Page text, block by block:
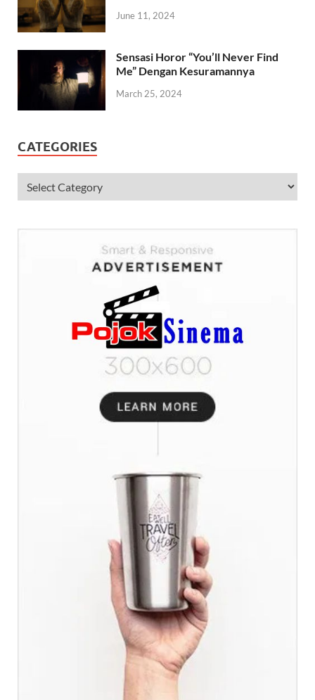
June 11, 2024
Sensasi Horor “You’ll Never Find
Me” Dengan Kesuramannya
March 25, 2024
CATEGORIES